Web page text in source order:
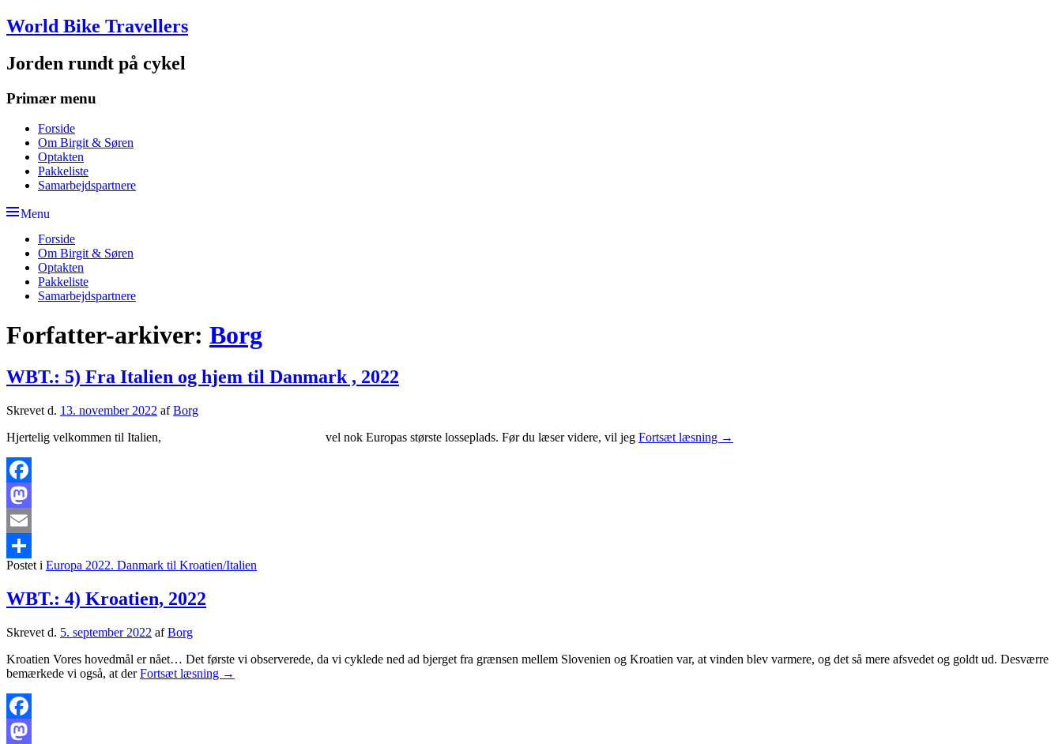
Skip
to
World Bike Travellers
Jorden rundt på cykel
Primær menu
Forside
Om Birgit & Søren
Optakten
Pakkeliste
Samarbejdspartnere
Menu
Forside
Om Birgit & Søren
Optakten
Pakkeliste
Samarbejdspartnere
Forfatter-arkiver: Borg
WBT.: 5) Fra Italien og hjem til Danmark , 2022
Skrevet d. 13. november 2022 afBorg
Hjertelig velkommen til Italien, vel nok Europas største losseplads. Før du læser videre, vil jeg Fortsæt læsning WBT.:
→
Facebook
Mastodon
Email
Share
Postet i Europa 2022. Danmark til Kroatien/Italien
WBT.: 4) Kroatien, 2022
Skrevet d. 5. september 2022 afBorg
Kroatien Vores hovedmål er nået… Det første vi observerede, da vi cyklede ned ad bjerget fra grænsen mellem Slovenien og Kroatien var, at vinden blev varmere, og det så mere afsvedet og goldt ud. Desværre
bemærkede vi også, at derFortsæt læsning WBT.:
→
Facebook